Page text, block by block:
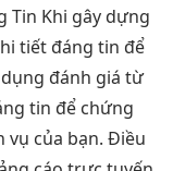
Tin Khi gây dựng
tiết đáng tin để
đánh giá từ
tin để chứng
vụ của bạn. Điều